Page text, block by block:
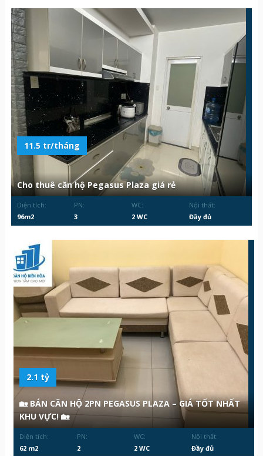
11.5 tr/tháng
Cho thuê căn hộ Pegasus Plaza giá rẻ
Diện tích:
96m2
PN:
3
WC:
2 WC
Nội thất:
Đầy đủ
2.1 tỷ
🏡 BÁN CĂN HỘ 2PN PEGASUS PLAZA – GIÁ TỐT NHẤT
KHU VỰC! 🏡
Diện tích:
62 m2
PN:
2
WC:
2 WC
Nội thất:
Đầy đủ